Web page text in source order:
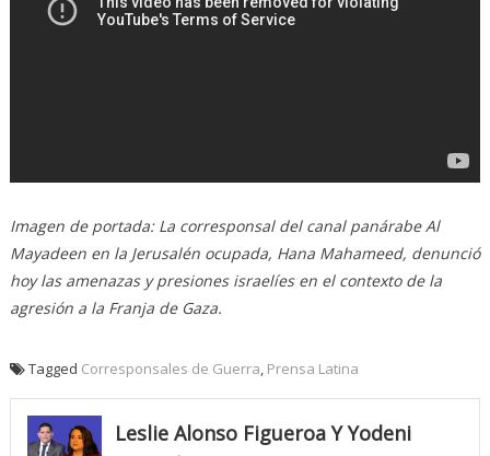
Imagen de portada: La corresponsal del canal panárabe Al
Mayadeen en la Jerusalén ocupada, Hana Mahameed, denunció
hoy las amenazas y presiones israelíes en el contexto de la
agresión a la Franja de Gaza.
Tagged Corresponsales de Guerra Prensa Latina
Leslie Alonso Figueroa Y Yodeni